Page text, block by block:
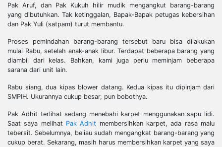
Pak Aruf, dan Pak Kukuh hilir mudik mengangkut barang-barang
yang dibutuhkan. Tak ketinggalan, Bapak-Bapak petugas kebersihan
dan Pak Yuli (satpam) turut membantu.
Proses pemindahan barang-barang tersebut baru bisa dilakukan
mulai Rabu, setelah anak-anak libur. Terdapat beberapa barang yang
diambil dari kelas. Bahkan, kami juga perlu meminjam beberapa
sarana dari unit lain.
Rabu siang, dua kipas blower datang. Kedua kipas itu dipinjam dari
SMPIH. Ukurannya cukup besar, pun bobotnya.
Pak Adhit terlihat sedang menebahi karpet menggunakan sapu lidi.
Saat saya melihat Pak Adhit membersihkan karpet, ada rasa malu
tebersit. Sebelumnya, beliau sudah mengangkat barang-barang yang
cukup berat. Sekarang, masih harus membersihkan karpet yang saya